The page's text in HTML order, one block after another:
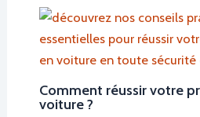
Comment réussir votre
voiture ?